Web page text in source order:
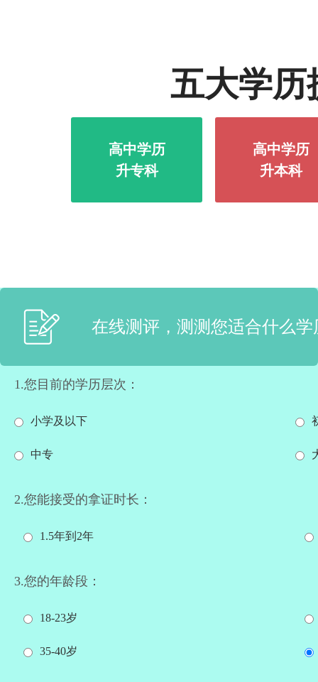
五大学历
高中学历
升专科
高中学历
升本科
在线测评，测测您适合什么
1.您目前的学历层次：
小学及以下
中专
2.您能接受的拿证时长：
1.5年到2年
3.您的年龄段：
18-23岁
35-40岁